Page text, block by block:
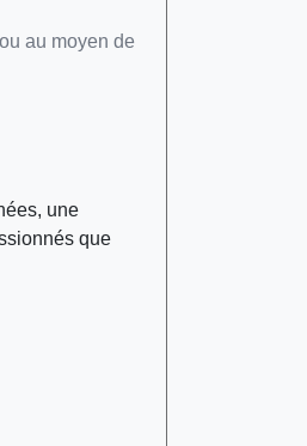
au moyen de
une
que